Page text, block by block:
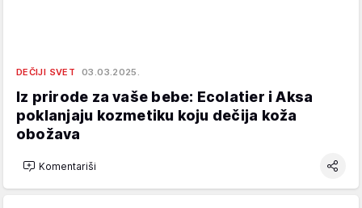
DEČIJI SVET 03.03.2025.
Iz prirode za vaše bebe: Ecolatier i Aksa
poklanjaju kozmetiku koju dečija koža
obožava
Komentariši